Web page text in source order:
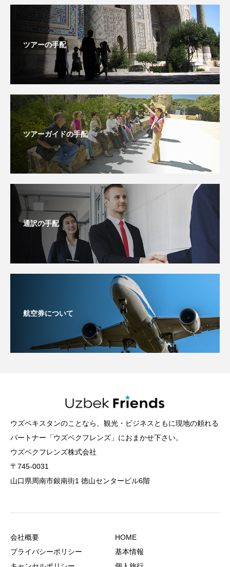
ツアーの手配
ツアーガイドの手配
通訳の手配
航空券について
ウズベキスタンのことなら、観光・ビジネスともに現地の頼れる
パートナー「ウズベクフレンズ」におまかせ下さい。
ウズベクフレンズ株式会社
〒745-0031
山口県周南市銀南街1 徳山センタービル6階
会社概要
プライバシーポリシー
HOME
基本情報